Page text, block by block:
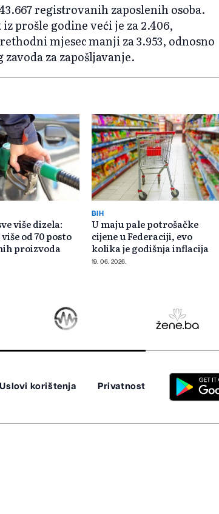
registrovanih zaposlenih osoba.
prošle godine veći je za 2.406,
mjesec manji za 3.953, odnosno
zavoda za zapošljavanje.
više dizela:
od 70 posto
proizvoda
BIH
U maju pale potrošačke
cijene u Federaciji, evo
kolika je godišnja inflacija
19. 06. 2026.
Uslovi korištenja Privatnost